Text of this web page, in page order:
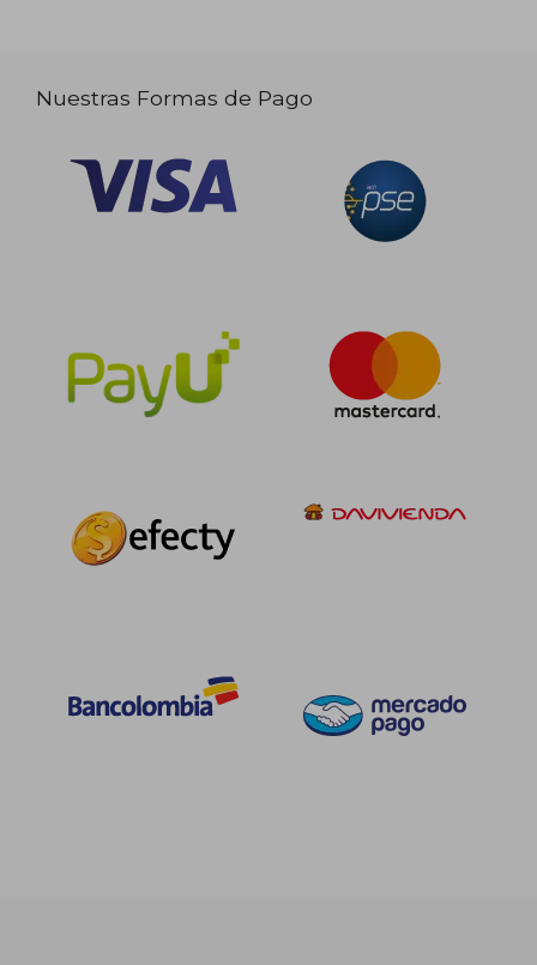
Nuestras Formas de Pago